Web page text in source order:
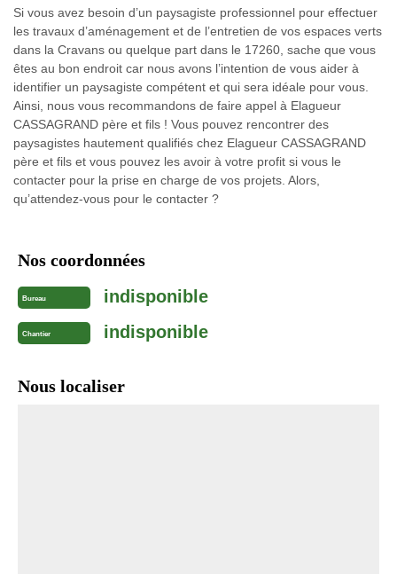
Si vous avez besoin d’un paysagiste professionnel pour effectuer
les travaux d’aménagement et de l’entretien de vos espaces verts
dans la Cravans ou quelque part dans le 17260, sache que vous
êtes au bon endroit car nous avons l’intention de vous aider à
identifier un paysagiste compétent et qui sera idéale pour vous.
Ainsi, nous vous recommandons de faire appel à Elagueur
CASSAGRAND père et fils ! Vous pouvez rencontrer des
paysagistes hautement qualifiés chez Elagueur CASSAGRAND
père et fils et vous pouvez les avoir à votre profit si vous le
contacter pour la prise en charge de vos projets. Alors,
qu’attendez-vous pour le contacter ?
Nos coordonnées
Bureau indisponible
Chantier indisponible
Nous localiser